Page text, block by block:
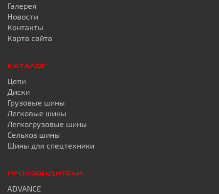
Галерея
Новости
Контакты
Карта сайта
КАТАЛОГ
Цепи
Диски
Грузовые шины
Легковые шины
Легкогрузовые шины
Сельхоз шины
Шины для спецтехники
ПРОИЗВОДИТЕЛИ
ADVANCE